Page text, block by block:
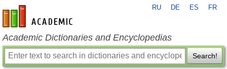
en-academic.com
RU DE ES FR
Academic Dictionaries and Encyclopedias
Search!